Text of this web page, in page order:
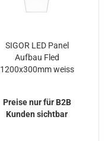
SIGOR LED Panel
Aufbau Fled
1200x300mm weiss
Preise nur für B2B
Kunden sichtbar